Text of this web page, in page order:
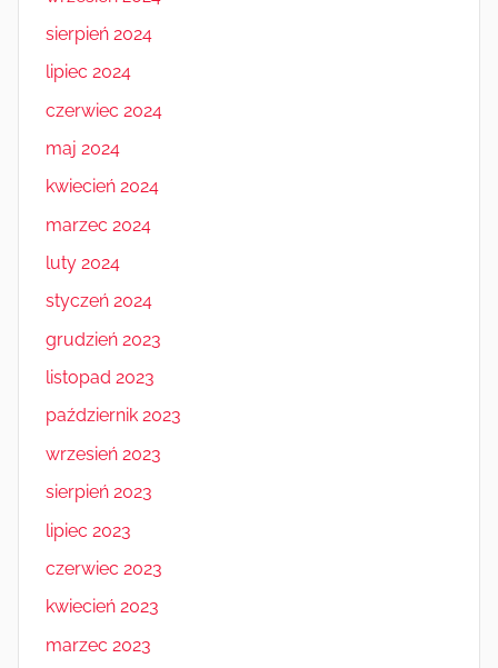
sierpień 2024
lipiec 2024
czerwiec 2024
maj 2024
kwiecień 2024
marzec 2024
luty 2024
styczeń 2024
grudzień 2023
listopad 2023
październik 2023
wrzesień 2023
sierpień 2023
lipiec 2023
czerwiec 2023
kwiecień 2023
marzec 2023